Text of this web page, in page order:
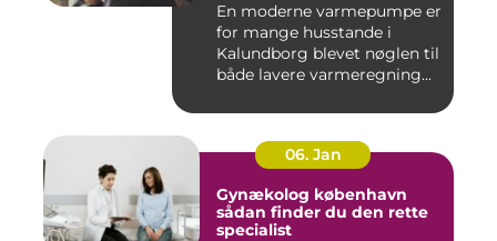
En moderne varmepumpe er
for mange husstande i
Kalundborg blevet nøglen til
både lavere varmeregning...
06. Jan
Gynækolog københavn
sådan finder du den rette
specialist